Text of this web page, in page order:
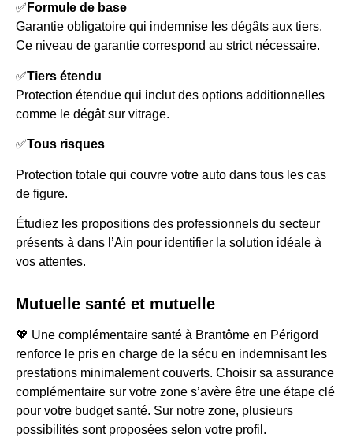
✅ Formule de base
Garantie obligatoire qui indemnise les dégâts aux tiers.
Ce niveau de garantie correspond au strict nécessaire.
✅Tiers étendu
Protection étendue qui inclut des options additionnelles
comme le dégât sur vitrage.
✅Tous risques
Protection totale qui couvre votre auto dans tous les cas
de figure.
Étudiez les propositions des professionnels du secteur
présents à dans l’Ain pour identifier la solution idéale à
vos attentes.
Mutuelle santé et mutuelle
💖 Une complémentaire santé à Brantôme en Périgord
renforce le pris en charge de la sécu en indemnisant les
prestations minimalement couverts. Choisir sa assurance
complémentaire sur votre zone s’avère être une étape clé
pour votre budget santé. Sur notre zone, plusieurs
possibilités sont proposées selon votre profil.